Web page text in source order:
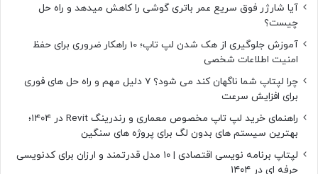
آیا شارژر فوق سریع عمر باتری گوشی را کاهش میدهد و راه حل
چیست؟
آموزش جلوگیری از هک شدن لپ تاپ؛ 10 راهکار ضروری برای حفظ
امنیت اطلاعات شخصی
چرا لپتاپ شما ناگهان کند می شود؟ ۷ دلیل مهم و راه حل های فوری
برای افزایش سرعت
راهنمای خرید لپ تاپ مخصوص معماری و رندرینگ Revit در ۱۴۰۴؛
بهترین سیستم های بدون لگ برای پروژه های سنگین
لپتاپ برنامه نویسی اقتصادی | ۱۰ مدل قدرتمند و ارزان برای کدنویسی
حرفه ای در ۱۴۰۴